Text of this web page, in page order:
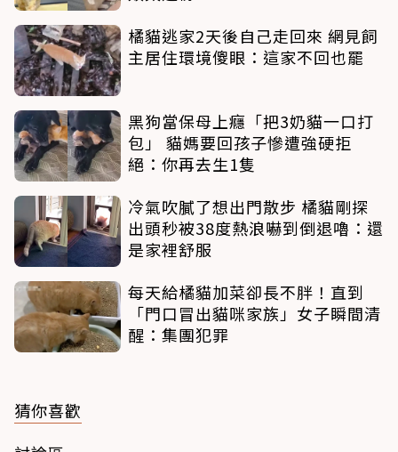
橘貓逃家2天後自己走回來 網見飼
主居住環境傻眼：這家不回也罷
黑狗當保母上癮「把3奶貓一口打
包」 貓媽要回孩子慘遭強硬拒
絕：你再去生1隻
冷氣吹膩了想出門散步 橘貓剛探
出頭秒被38度熱浪嚇到倒退嚕：還
是家裡舒服
每天給橘貓加菜卻長不胖！直到
「門口冒出貓咪家族」女子瞬間清
醒：集團犯罪
猜你喜歡